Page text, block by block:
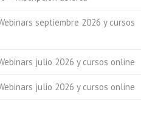
septiembre 2026 y cursos
julio 2026 y cursos online
julio 2026 y cursos online